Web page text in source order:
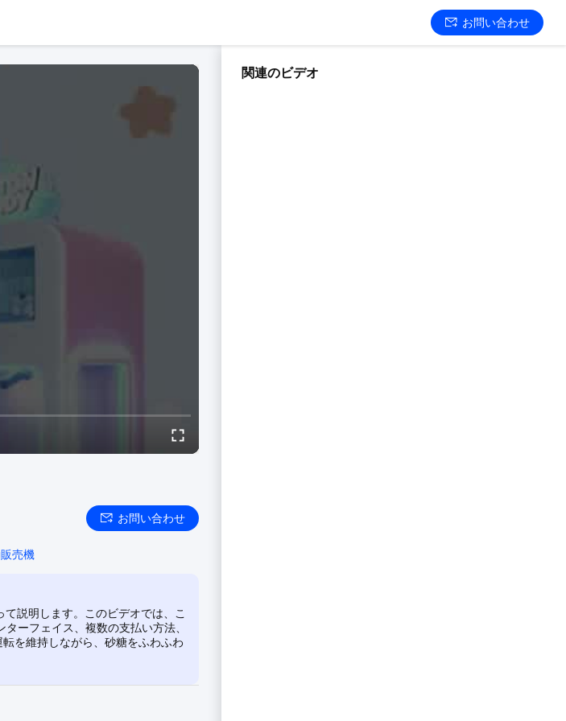
お問い合わせ
お問い合わせ
売機
説明します。このビデオでは、こ
ーフェイス、複数の支払い方法、
を維持しながら、砂糖をふわふわ
関連のビデオ